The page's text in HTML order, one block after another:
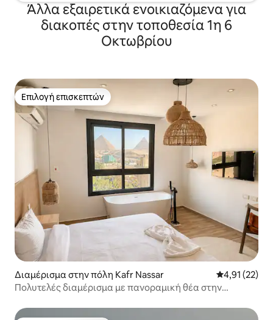
Άλλα εξαιρετικά ενοικιαζόμενα για
διακοπές στην τοποθεσία 1η 6
Οκτωβρίου
Επιλογή επισκεπτών
Επιλογή επισκεπτών
Διαμέρισμα στην πόλη Kafr Nassar Μέση
4,91 (22)
Πολυτελές διαμέρισμα με πανοραμική θέα στην